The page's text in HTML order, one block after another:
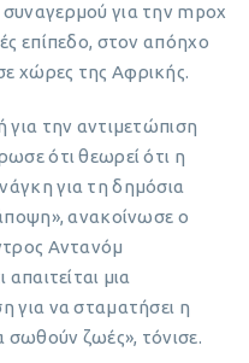
για την mpox
επίπεδο, στον απόηχο
χώρες της Αφρικής.
για την αντιμετώπιση
ότι θεωρεί ότι η
για τη δημόσια
ανακοίνωσε ο
Αντανόμ
μια
για να σταματήσει η
ζωές», τόνισε.